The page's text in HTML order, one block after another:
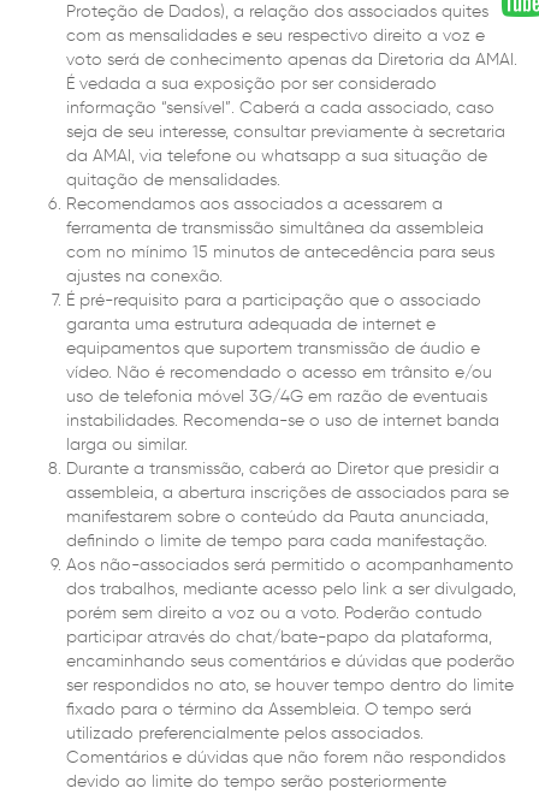
Proteção de Dados), a relação dos associados quites
com as mensalidades e seu respectivo direito a voz e
voto será de conhecimento apenas da Diretoria da AMAI.
É vedada a sua exposição por ser considerado
informação “sensível”. Caberá a cada associado, caso
seja de seu interesse, consultar previamente à secretaria
da AMAI, via telefone ou whatsapp a sua situação de
quitação de mensalidades.
Recomendamos aos associados a acessarem a
ferramenta de transmissão simultânea da assembleia
com no mínimo 15 minutos de antecedência para seus
ajustes na conexão.
É pré-requisito para a participação que o associado
garanta uma estrutura adequada de internet e
equipamentos que suportem transmissão de áudio e
vídeo. Não é recomendado o acesso em trânsito e/ou
uso de telefonia móvel 3G/4G em razão de eventuais
instabilidades. Recomenda-se o uso de internet banda
larga ou similar.
Durante a transmissão, caberá ao Diretor que presidir a
assembleia, a abertura inscrições de associados para se
manifestarem sobre o conteúdo da Pauta anunciada,
definindo o limite de tempo para cada manifestação.
Aos não-associados será permitido o acompanhamento
dos trabalhos, mediante acesso pelo link a ser divulgado,
porém sem direito a voz ou a voto. Poderão contudo
participar através do chat/bate-papo da plataforma,
encaminhando seus comentários e dúvidas que poderão
ser respondidos no ato, se houver tempo dentro do limite
fixado para o término da Assembleia. O tempo será
utilizado preferencialmente pelos associados.
Comentários e dúvidas que não forem não respondidos
devido ao limite do tempo serão posteriormente